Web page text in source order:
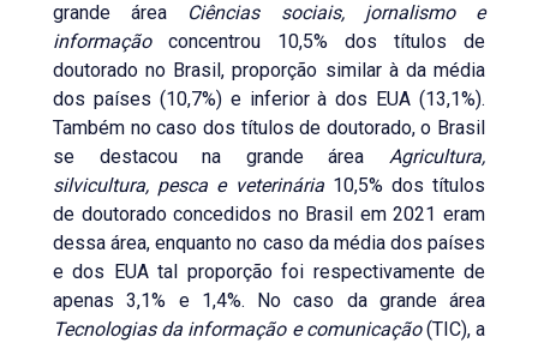
grande área Ciências sociais, jornalismo e
informaçãoconcentrou 10,5% dos títulos de
doutorado no Brasil, proporção similar à da média
dos países (10,7%) e inferior à dos EUA (13,1%).
Também no caso dos títulos de doutorado, o Brasil
se destacou na grande área Agricultura,
silvicultura, pesca e veterinária10,5% dos títulos
de doutorado concedidos no Brasil em 2021 eram
dessa área, enquanto no caso da média dos países
e dos EUA tal proporção foi respectivamente de
apenas 3,1% e 1,4%. No caso da grande área
Tecnologias da informação e comunicação(TIC), a